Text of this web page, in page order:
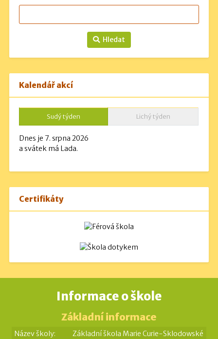
Hledat
Kalendář akcí
Sudý týden Lichý týden
Dnes je 7. srpna 2026
a svátek má Lada.
Certifikáty
Informace o škole
Základní informace
Název školy:
Základní škola Marie Curie-Sklodowské